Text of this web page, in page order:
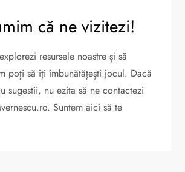
că ne vizitezi!
resursele noastre și să
poți să îți îmbunătățești jocul. Dacă
sugestii, nu ezita să ne contactezi
. Suntem aici să te